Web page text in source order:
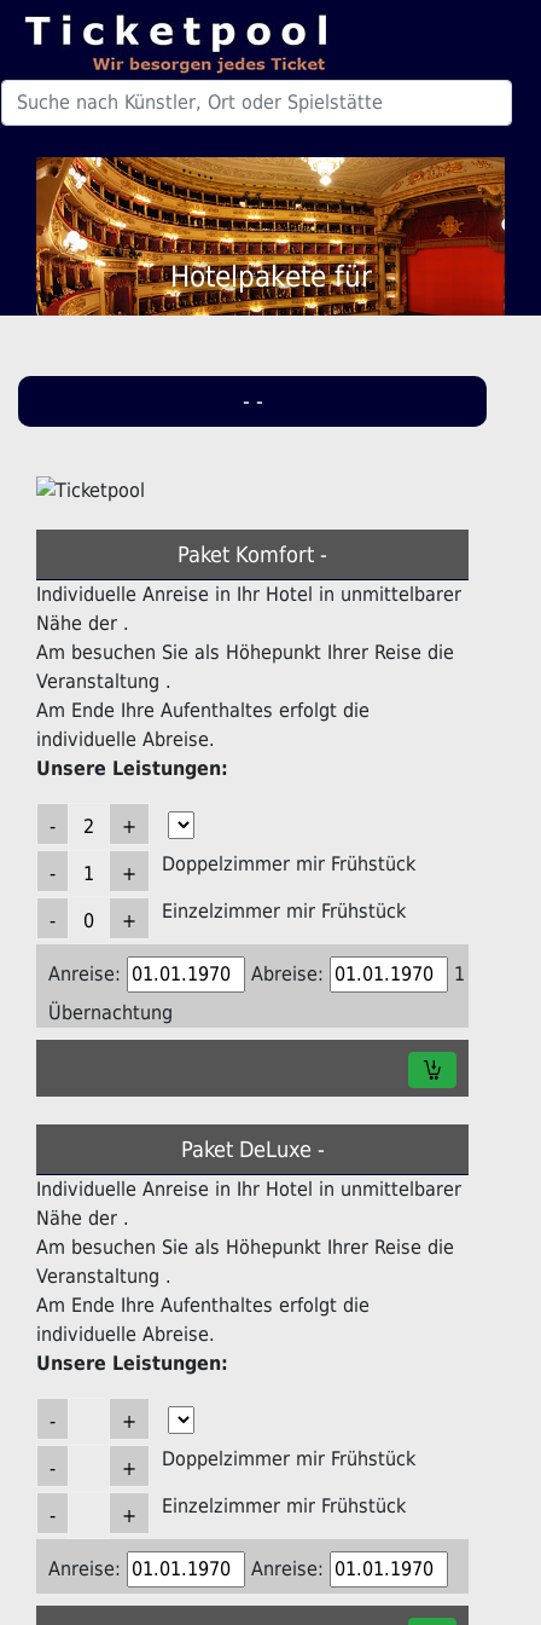
Hotelpakete für
- -
Paket Komfort -
Individuelle Anreise in Ihr Hotel in unmittelbarer
Nähe der .
Am besuchen Sie als Höhepunkt Ihrer Reise die
Veranstaltung .
Am Ende Ihre Aufenthaltes erfolgt die
individuelle Abreise.
Unsere Leistungen:
Doppelzimmer mir Frühstück
Einzelzimmer mir Frühstück
Anreise: Abreise:
1
Übernachtung
Paket DeLuxe -
Individuelle Anreise in Ihr Hotel in unmittelbarer
Nähe der .
Am besuchen Sie als Höhepunkt Ihrer Reise die
Veranstaltung .
Am Ende Ihre Aufenthaltes erfolgt die
individuelle Abreise.
Unsere Leistungen:
Doppelzimmer mir Frühstück
Einzelzimmer mir Frühstück
Anreise: Anreise: